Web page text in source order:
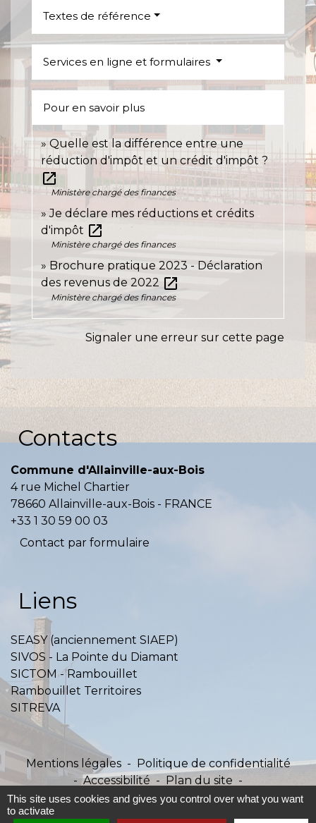
Textes de référence
Services en ligne et formulaires
Pour en savoir plus
Quelle est la différence entre une
réduction d'impôt et un crédit d'impôt ?
open_in_new
Ministère chargé des finances
Je déclare mes réductions et crédits
d'impôt open_in_new
Ministère chargé des finances
Brochure pratique 2023 - Déclaration
des revenus de 2022 open_in_new
Ministère chargé des finances
Signaler une erreur sur cette page
Contacts
Commune d'Allainville-aux-Bois
4 rue Michel Chartier
78660 Allainville-aux-Bois - FRANCE
+33 1 30 59 00 03
Contact par formulaire
Liens
SEASY (anciennement SIAEP)
SIVOS - La Pointe du Diamant
SICTOM - Rambouillet
Rambouillet Territoires
SITREVA
Mentions légales - Politique de confidentialité
- Accessibilité - Plan du site -
Gestion des cookies
This site uses cookies and gives you control over what you want
to activate